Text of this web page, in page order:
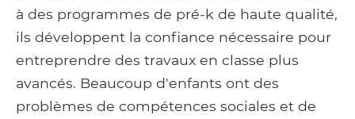
à des programmes de pré-k de haute qualité,
ils développent la confiance nécessaire pour
entreprendre des travaux en classe plus
avancés. Beaucoup d'enfants ont des
problèmes de compétences sociales et de